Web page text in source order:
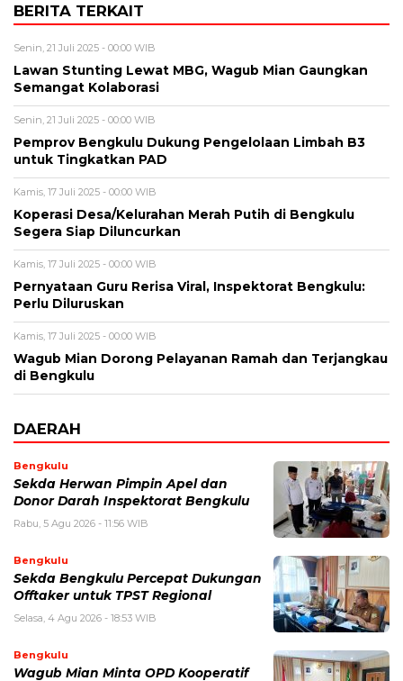
BERITA TERKAIT
Senin, 21 Juli 2025 - 00:00 WIB
Lawan Stunting Lewat MBG, Wagub Mian Gaungkan
Semangat Kolaborasi
Senin, 21 Juli 2025 - 00:00 WIB
Pemprov Bengkulu Dukung Pengelolaan Limbah B3
untuk Tingkatkan PAD
Kamis, 17 Juli 2025 - 00:00 WIB
Koperasi Desa/Kelurahan Merah Putih di Bengkulu
Segera Siap Diluncurkan
Kamis, 17 Juli 2025 - 00:00 WIB
Pernyataan Guru Rerisa Viral, Inspektorat Bengkulu:
Perlu Diluruskan
Kamis, 17 Juli 2025 - 00:00 WIB
Wagub Mian Dorong Pelayanan Ramah dan Terjangkau
di Bengkulu
DAERAH
Bengkulu
Sekda Herwan Pimpin Apel dan
Donor Darah Inspektorat Bengkulu
Rabu, 5 Agu 2026 - 11:56 WIB
Bengkulu
Sekda Bengkulu Percepat Dukungan
Offtaker untuk TPST Regional
Selasa, 4 Agu 2026 - 18:53 WIB
Bengkulu
Wagub Mian Minta OPD Kooperatif